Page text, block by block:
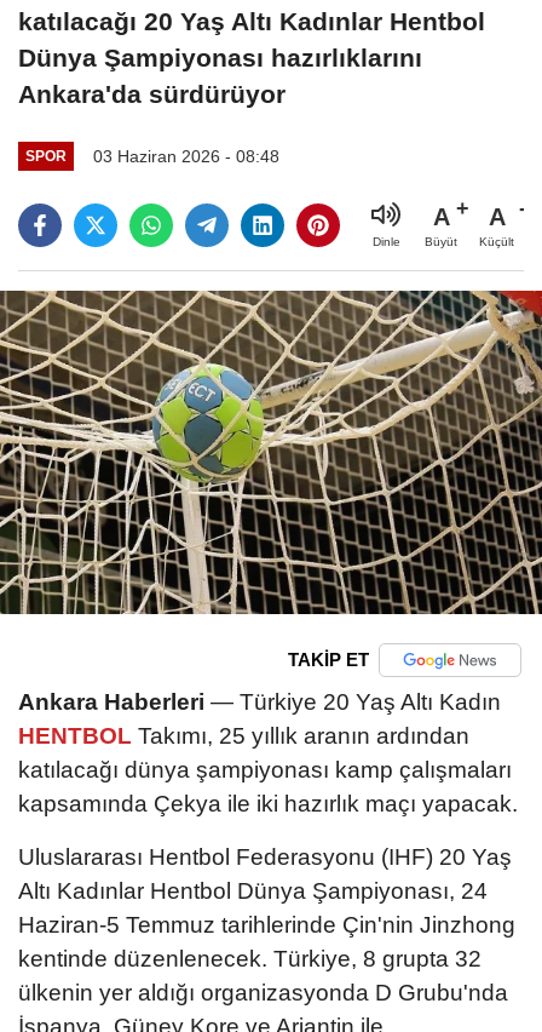
katılacağı 20 Yaş Altı Kadınlar Hentbol
Dünya Şampiyonası hazırlıklarını
Ankara'da sürdürüyor
SPOR 03 Haziran 2026 - 08:48
Dinle
A
Büyüt
A
Küçült
TAKİP ET
Ankara Haberleri — Türkiye 20 Yaş Altı Kadın
HENTBOL Takımı, 25 yıllık aranın ardından
katılacağı dünya şampiyonası kamp çalışmaları
kapsamında Çekya ile iki hazırlık maçı yapacak.
Uluslararası Hentbol Federasyonu (IHF) 20 Yaş
Altı Kadınlar Hentbol Dünya Şampiyonası, 24
Haziran-5 Temmuz tarihlerinde Çin'nin Jinzhong
kentinde düzenlenecek.​​​​​​​ Türkiye, 8 grupta 32
ülkenin yer aldığı organizasyonda D Grubu'nda
İspanya, Güney Kore ve Arjantin ile